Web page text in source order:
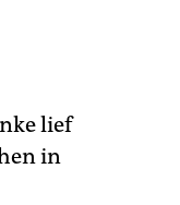
lief
in